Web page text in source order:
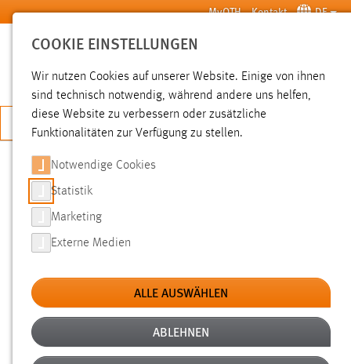
Zum Hauptinhalt springen MyOTH Kontakt DE
SUCHE
JETZT BEWERBEN
SUCHE
FILTER
Typ
Erstellungsdatum
COOKIE EINSTELLUNGEN
Wir nutzen Cookies auf unserer Website. Einige von ihnen
sind technisch notwendig, während andere uns helfen,
diese Website zu verbessern oder zusätzliche
Funktionalitäten zur Verfügung zu stellen.
Notwendige Cookies
Statistik
Marketing
Externe Medien
ALLE AUSWÄHLEN
ABLEHNEN